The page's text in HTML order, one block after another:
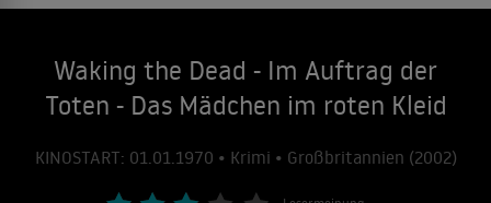
Waking the Dead - Im Auftrag der
Toten - Das Mädchen im roten Kleid
KINOSTART: 01.01.1970 • Krimi • Großbritannien (2002)